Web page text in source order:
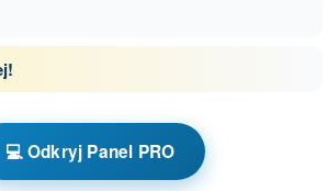
Dron A1/A3 - kompetencje
💻 Odkryj Panel PRO